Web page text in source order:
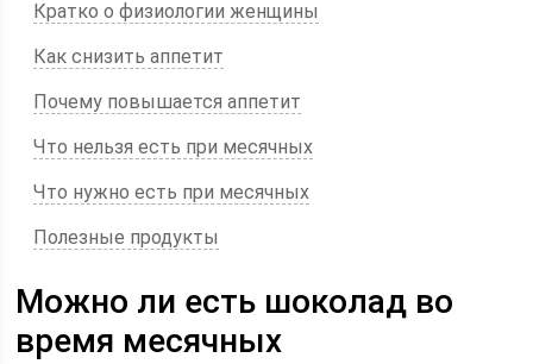
Кратко о физиологии женщины
Как снизить аппетит
Почему повышается аппетит
Что нельзя есть при месячных
Что нужно есть при месячных
Полезные продукты
Можно ли есть шоколад во
время месячных